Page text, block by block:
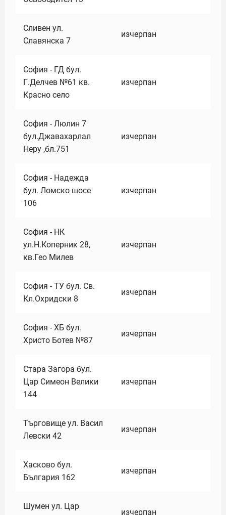
Сливен ул.
Славянска 7
изчерпан
София - ГД бул.
Г.Делчев №61 кв.
Красно село
изчерпан
София - Люлин 7
бул.Джавахарлал
Неру ,бл.751
изчерпан
София - Надежда
бул. Ломско шосе
106
изчерпан
София - НК
ул.Н.Коперник 28,
кв.Гео Милев
изчерпан
София - ТУ бул. Св.
Кл.Охридски 8
изчерпан
София - ХБ бул.
Христо Ботев №87
изчерпан
Стара Загора бул.
Цар Симеон Велики
144
изчерпан
Търговище ул. Васил
Левски 42
изчерпан
Хасково бул.
България 162
изчерпан
Шумен ул. Цар
изчерпан